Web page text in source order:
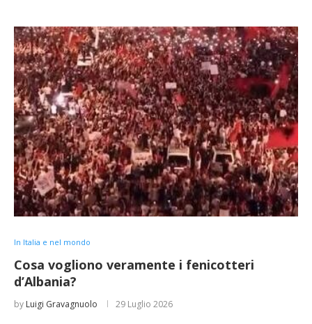
In Italia e nel mondo
Cosa vogliono veramente i fenicotteri
d’Albania?
by Luigi Gravagnuolo 29 Luglio 2026